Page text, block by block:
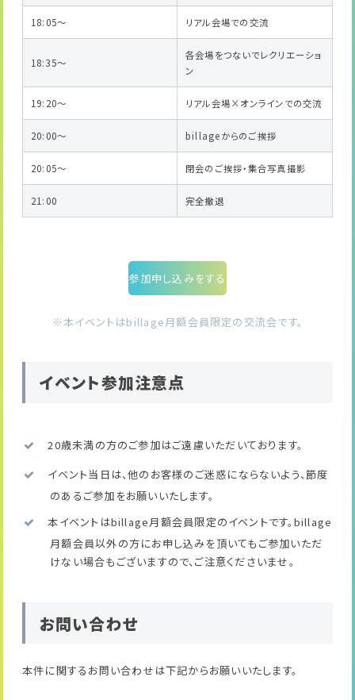
18:05～ リアル会場での交流
18:35～
各会場をつないでレクリエーショ
ン
19:20～ リアル会場×オンラインでの交流
20:00～ billageからのご挨拶
20:05～ 閉会のご挨拶・集合写真撮影
21:00 完全撤退
参加申し込みをする
※本イベントはbillage月額会員限定の交流会です。
イベント参加注意点
20歳未満の方のご参加はご遠慮いただいております。
イベント当日は、他のお客様のご迷惑にならないよう、節度
のあるご参加をお願いいたします。
本イベントはbillage月額会員限定のイベントです。billage
月額会員以外の方にお申し込みを頂いてもご参加いただ
けない場合もございますので、ご注意くださいませ。
お問い合わせ
本件に関するお問い合わせは下記からお願いいたします。